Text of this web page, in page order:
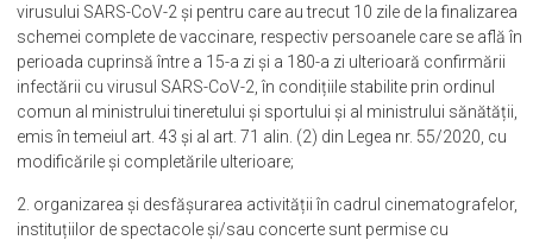
virusului SARS-CoV-2 și pentru care au trecut 10 zile de la finalizarea
schemei complete de vaccinare, respectiv persoanele care se află în
perioada cuprinsă între a 15-a zi și a 180-a zi ulterioară confirmării
infectării cu virusul SARS-CoV-2, în condițiile stabilite prin ordinul
comun al ministrului tineretului și sportului și al ministrului sănătății,
emis în temeiul art. 43 și al art. 71 alin. (2) din Legea nr. 55/2020, cu
modificările și completările ulterioare;
2. organizarea și desfășurarea activității în cadrul cinematografelor,
instituțiilor de spectacole și/sau concerte sunt permise cu